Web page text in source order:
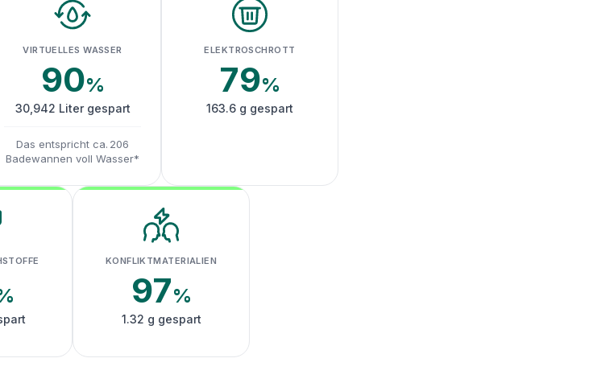
VIRTUELLES WASSER
90%
30,942 Liter gespart
Das entspricht ca. 206
Badewannen voll Wasser*
ELEKTROSCHROTT
79%
163.6 g gespart
KONFLIKTMATERIALIEN
97%
1.32 g gespart